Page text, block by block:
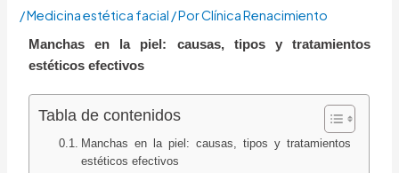
/Medicina estética facial / PorClínica Renacimiento
Manchas en la piel: causas, tipos y tratamientos
estéticos efectivos
Tabla de contenidos
Manchas en la piel: causas, tipos y tratamientos
estéticos efectivos